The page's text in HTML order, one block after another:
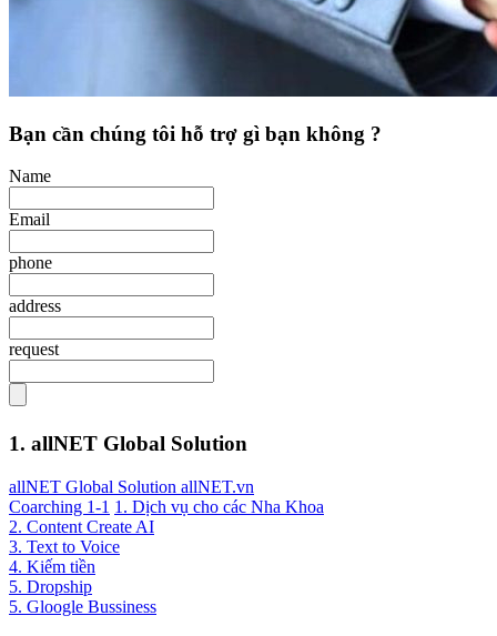
Bạn cần chúng tôi hỗ trợ gì bạn không ?
Name
Email
phone
address
request
1. allNET Global Solution
allNET Global Solution allNET.vn
Coarching 1-1 1. Dịch vụ cho các Nha Khoa
2. Content Create AI
3. Text to Voice
4. Kiếm tiền
5. Dropship
5. Gloogle Bussiness